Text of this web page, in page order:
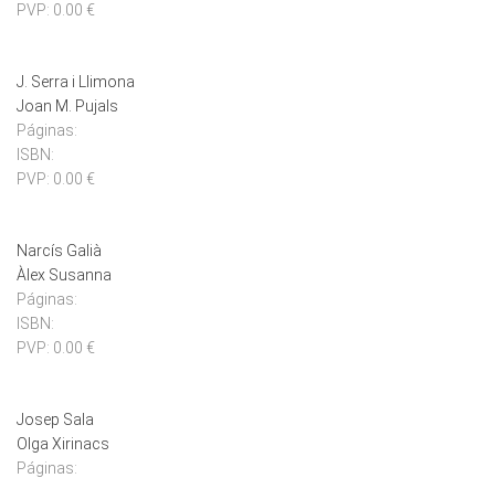
PVP: 0.00 €
J. Serra i Llimona
Joan M. Pujals
Páginas:
ISBN:
PVP: 0.00 €
Narcís Galià
Àlex Susanna
Páginas:
ISBN:
PVP: 0.00 €
Josep Sala
Olga Xirinacs
Páginas: